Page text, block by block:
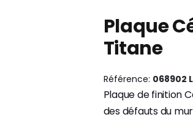
Plaque
Titane
Référence 068902 L
Plaque de finition
des défauts du mur